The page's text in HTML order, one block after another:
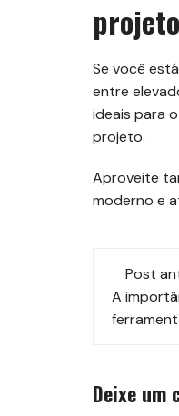
projeto
Se você
entre
ideais para
projeto.
Aproveite
moderno e
de
Post
A
Deixe um